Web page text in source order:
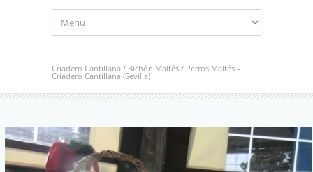
Criadero Cantillana / Bichón Maltés / Perros Maltés –
Criadero Cantillana (Sevilla)